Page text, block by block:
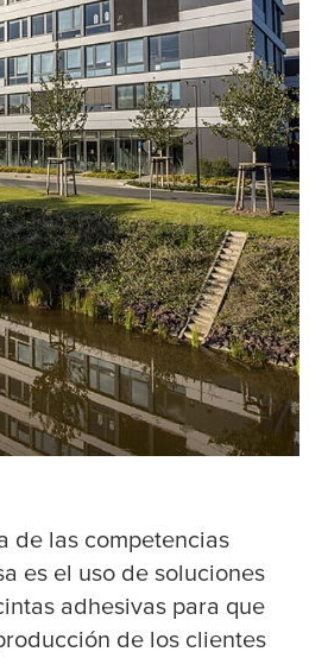
de las competencias
es el uso de soluciones
adhesivas para que
de los clientes